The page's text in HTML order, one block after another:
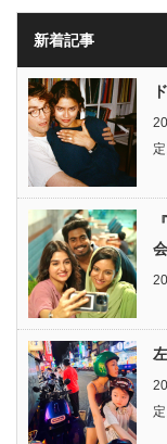
新着記事
定
定